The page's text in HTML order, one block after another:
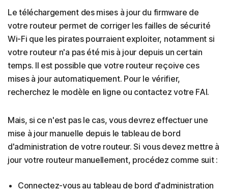
Le téléchargement des mises à jour du firmware de
votre routeur permet de corriger les failles de sécurité
Wi-Fi que les pirates pourraient exploiter, notamment si
votre routeur n'a pas été mis à jour depuis un certain
temps. Il est possible que votre routeur reçoive ces
mises à jour automatiquement. Pour le vérifier,
recherchez le modèle en ligne ou contactez votre FAI.
Mais, si ce n'est pas le cas, vous devrez effectuer une
mise à jour manuelle depuis le tableau de bord
d'administration de votre routeur. Si vous devez mettre à
jour votre routeur manuellement, procédez comme suit :
Connectez-vous au tableau de bord d'administration